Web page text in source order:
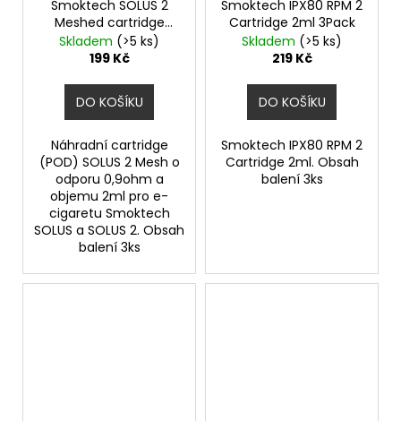
Smoktech SOLUS 2
Meshed cartridge
0,9ohm 2ml 3Pack
Skladem (>5 ks)
199 Kč
DO KOŠÍKU
Náhradní cartridge
(POD) SOLUS 2 Mesh o
odporu 0,9ohm a
objemu 2ml pro e-
cigaretu Smoktech
SOLUS a SOLUS 2. Obsah
balení 3ks
Smoktech IPX80 RPM 2
Cartridge 2ml 3Pack
Skladem (>5 ks)
219 Kč
DO KOŠÍKU
Smoktech IPX80 RPM 2
Cartridge 2ml. Obsah
balení 3ks